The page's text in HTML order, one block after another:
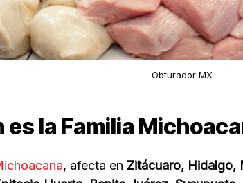
Obturador MX
es la Familia
, afecta en Zitácuaro, Hidalgo,